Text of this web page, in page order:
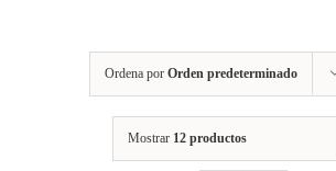
Ordena por Orden predeterminado
Mostrar 12 productos